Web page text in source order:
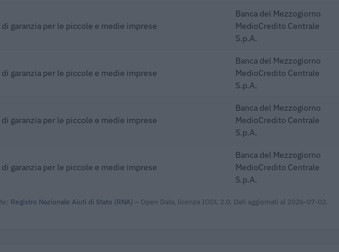
di garanzia per le piccole e medie imprese
Banca del Mezzogiorno
MedioCredito Centrale
S.p.A.
di garanzia per le piccole e medie imprese
Banca del Mezzogiorno
MedioCredito Centrale
S.p.A.
di garanzia per le piccole e medie imprese
Banca del Mezzogiorno
MedioCredito Centrale
S.p.A.
di garanzia per le piccole e medie imprese
Banca del Mezzogiorno
MedioCredito Centrale
S.p.A.
Registro Nazionale Aiuti di Stato (RNA) – Open Data, licenza IODL 2.0. Dati aggiornati al 2026-07-02.